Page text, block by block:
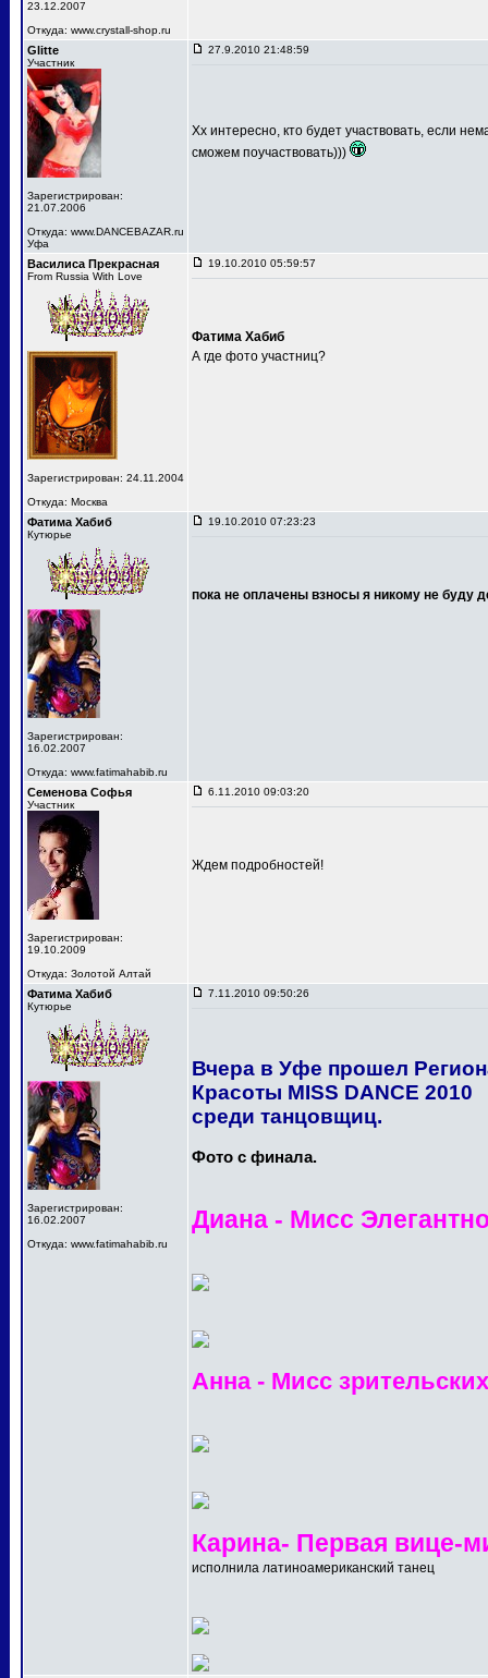
23.12.2007
Откуда: www.crystall-shop.ru
Glitte
Участник
Зарегистрирован:
21.07.2006
Откуда: www.DANCEBAZAR.ru
Уфа
27.9.2010 21:48:59
Хх интересно, кто будет участвовать, если
сможем поучаствовать)))
Василиса Прекрасная
From Russia With Love
Зарегистрирован: 24.11.2004
Откуда: Москва
19.10.2010 05:59:57
Фатима Хабиб
А где фото участниц?
Фатима Хабиб
Кутюрье
Зарегистрирован:
16.02.2007
Откуда: www.fatimahabib.ru
19.10.2010 07:23:23
пока не оплачены взносы я никому не буду
Семенова Софья
Участник
Зарегистрирован:
19.10.2009
Откуда: Золотой Алтай
6.11.2010 09:03:20
Ждем подробностей!
Фатима Хабиб
Кутюрье
Зарегистрирован:
16.02.2007
Откуда: www.fatimahabib.ru
7.11.2010 09:50:26
Вчера в Уфе прошел
Красоты MISS DANCE 2010
среди танцовщиц.
Фото с финала.
Диана - Мисс
Анна - Мисс
Карина- Первая вице-
исполнила латиноамериканский танец